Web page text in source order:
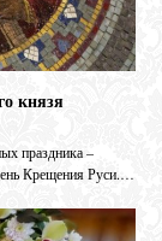
князя
праздника –
Крещения Руси.…